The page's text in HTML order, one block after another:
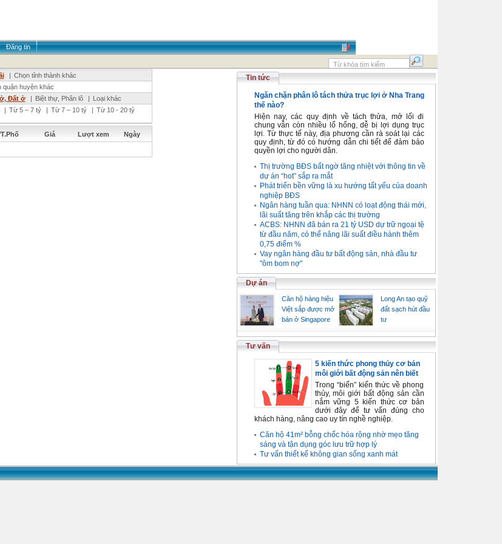
Đăng tin
| Chọn tỉnh thành khác
quận huyện khác
Đất ở | Biệt thự, Phân lô | Loại khác
| Từ 5 – 7 tỷ | Từ 7 – 10 tỷ | Từ 10 - 20 tỷ
Giá Lượt xem Ngày
Tin tức
Ngăn chặn phân lô tách thửa trục lợi ở Nha Trang
thế nào?
Hiện nay, các quy định về tách thửa, mở lối đi
chung vẫn còn nhiều lổ hổng, dễ bị lợi dụng trục
lợi. Từ thực tế này, địa phương cần rà soát lại các
quy định, từ đó có hướng dẫn chi tiết để đảm bảo
quyền lợi cho người dân.
Thị trường BĐS bất ngờ tăng nhiệt với thông tin về
dự án “hot” sắp ra mắt
Phát triển bền vững là xu hướng tất yếu của doanh
nghiệp BĐS
Ngân hàng tuần qua: NHNN có loạt động thái mới,
lãi suất tăng trên khắp các thị trường
ACBS: NHNN đã bán ra 21 tỷ USD dự trữ ngoại tệ
từ đầu năm, có thể nâng lãi suất điều hành thêm
0,75 điểm %
Vay ngân hàng đầu tư bất động sản, nhà đầu tư
"ôm bom nợ"
Dự án
Căn hộ hàng hiệu
Việt sắp được mở
bán ở Singapore
Long An tạo quỹ
đất sạch hút đầu
tư
Tư vấn
5 kiến thức phong thủy cơ bản
môi giới bất động sản nên biết
Trong “biển” kiến thức về phong
thủy, môi giới bất động sản cần
nắm vững 5 kiến thức cơ bản
dưới đây để tư vấn đúng cho
khách hàng, nâng cao uy tín nghề nghiệp.
Căn hộ 41m² bỗng chốc hóa rộng nhờ mẹo tăng
sáng và tận dụng góc lưu trữ hợp lý
Tư vấn thiết kế không gian sống xanh mát